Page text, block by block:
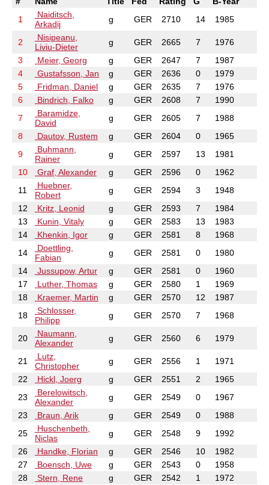
1
Naiditsch,
Arkadij
g GER 2710 14 1985
2
Nisipeanu,
Liviu-Dieter
g GER 2665 7
1976
3
Meier, Georg g GER 2647 7
1987
4
Gustafsson, Jan g GER 2636 0
1979
5
Fridman, Daniel g GER 2635 7
1976
6
Bindrich, Falko g GER 2608 7
1990
7
Baramidze,
David
g GER 2605 7
1988
8
Dautov, Rustem g GER 2604 0
1965
9
Buhmann,
Rainer
g GER 2597 13
1981
10
Graf, Alexander g GER 2596 0
1962
11
Huebner,
Robert
g GER 2594 3
1948
12
Kritz, Leonid g GER 2593 7
1984
13
Kunin, Vitaly g GER 2583 13
1983
14
Khenkin, Igor g GER 2581 8
1968
14
Doettling,
Fabian
g GER 2581 0
1980
14
Jussupow, Artur g GER 2581 0
1960
17
Luther, Thomas g GER 2580 1
1969
18
Kraemer, Martin g GER 2570 12
1987
18
Schlosser,
Philipp
g GER 2570 7 1968
20
Naumann,
Alexander
g GER 2560 6 1979
21
Lutz,
Christopher
g GER 2556 1
1971
22
Hickl, Joerg g GER 2551 2
1965
23
Berelowitsch,
Alexander
g GER 2549 0
1967
23
Braun, Arik g GER 2549 0
1988
25
Huschenbeth,
Niclas
g GER 2548 9
1992
26
Handke, Florian g GER 2546 10
1982
27
Boensch, Uwe g GER 2543 0
1958
28
Stern, Rene g GER 2542 1
1972